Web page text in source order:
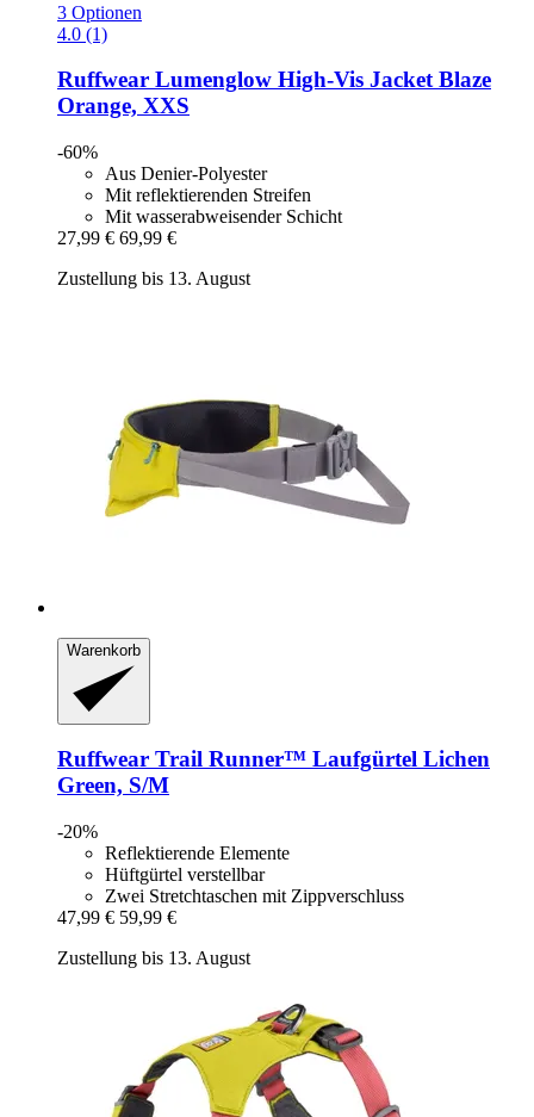
3 Optionen
4.0 (1)
Ruffwear Lumenglow High-​Vis Jacket Blaze
Orange, XXS
-60%
Aus Denier-Polyester
Mit reflektierenden Streifen
Mit wasserabweisender Schicht
27,99 € 69,99 €
Zustellung bis 13. August
Warenkorb
Ruffwear Trail Runner™ Laufgürtel Lichen
Green, S/M
-20%
Reflektierende Elemente
Hüftgürtel verstellbar
Zwei Stretchtaschen mit Zippverschluss
47,99 € 59,99 €
Zustellung bis 13. August